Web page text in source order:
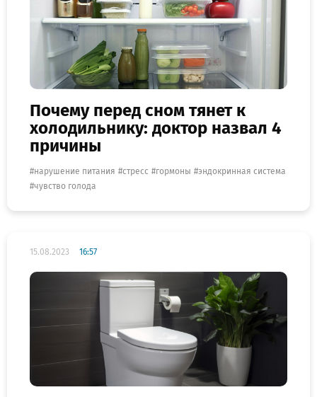
Почему перед сном тянет к
холодильнику: доктор назвал 4
причины
нарушение питания стресс гормоны
эндокринная система
чувство голода
15.08.2023 16:57